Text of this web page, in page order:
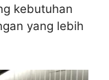
kebutuhan
yang lebih